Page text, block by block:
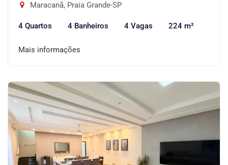
Maracanã, Praia Grande-SP
4 Quartos 4 Banheiros 4 Vagas 224 m²
Mais informações